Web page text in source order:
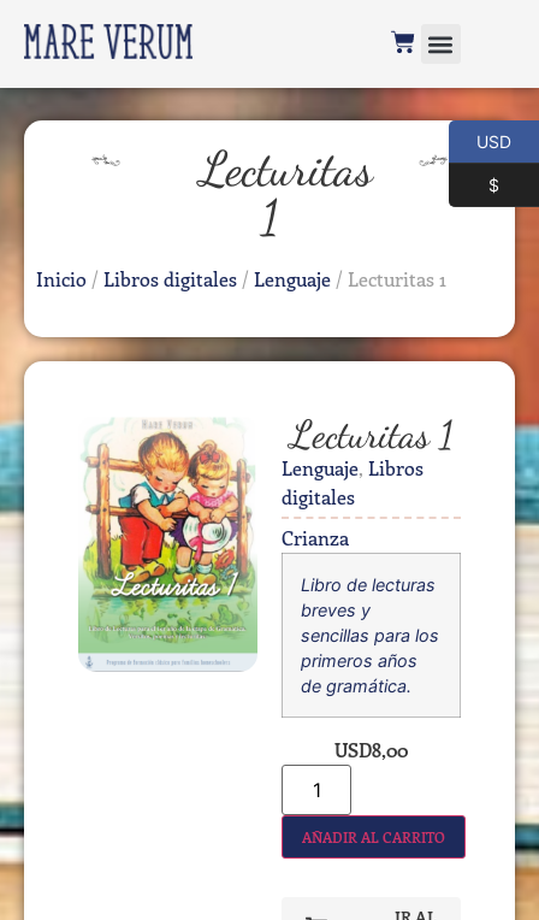
Lecturitas
1
Inicio / Libros digitales / Lenguaje / Lecturitas 1
Lecturitas 1
Lenguaje, Libros
digitales
Crianza
Libro de lecturas
breves y
sencillas para los
primeros años
de gramática.
USD8,00
AÑADIR AL CARRITO
USD
$